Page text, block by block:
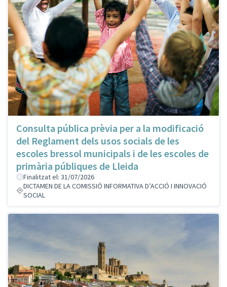
Consulta pública prèvia per a la modificació
del Reglament dels usos socials de les
escoles bressol municipals i de les escoles de
primària públiques de Lleida
Finalitzat el: 31/07/2026
DICTAMEN DE LA COMISSIÓ INFORMATIVA D’ACCIÓ I INNOVACIÓ
SOCIAL